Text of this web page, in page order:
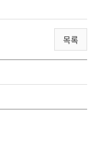
목록